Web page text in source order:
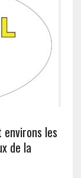
les
de la